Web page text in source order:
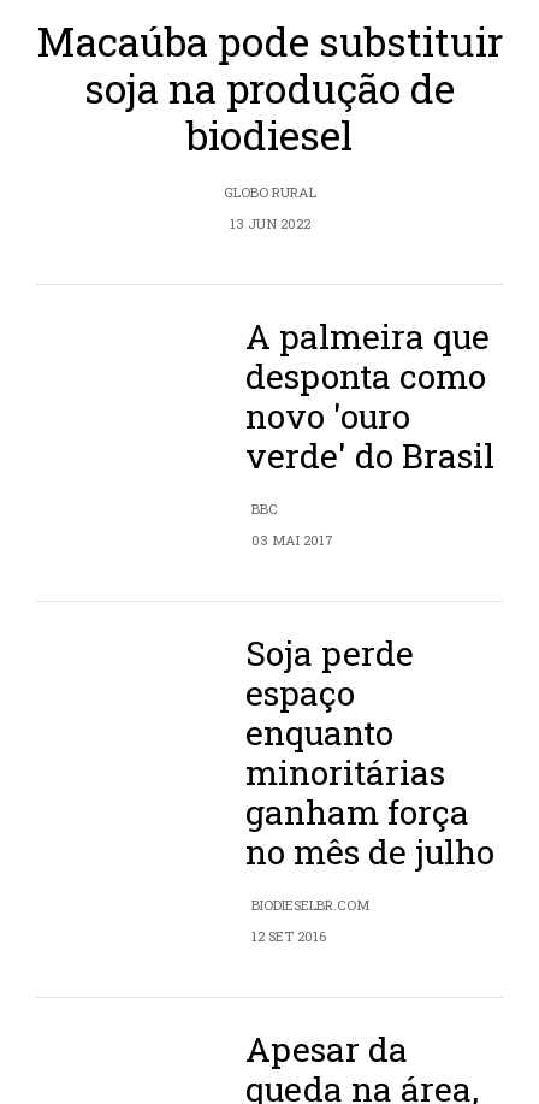
Macaúba pode substituir
soja na produção de
biodiesel
GLOBO RURAL
13 JUN 2022
A palmeira que
desponta como
novo 'ouro
verde' do Brasil
BBC
03 MAI 2017
Soja perde
espaço
enquanto
minoritárias
ganham força
no mês de julho
BIODIESELBR.COM
12 SET 2016
Apesar da
queda na área,